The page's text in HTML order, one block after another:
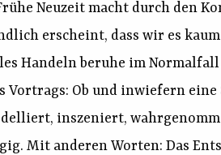
Neuzeit macht durch den
erscheint, dass wir es
Handeln beruhe im
Vortrags: Ob und inwiefern
inszeniert,
Mit anderen Worten: Das